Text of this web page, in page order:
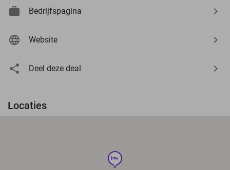
Bedrijfspagina
Website
Deel deze deal
Locaties
hotel